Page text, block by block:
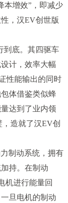
本增效”，即减少
，汉EV创世版
底。其四驱车
计，效率大幅
性能输出的同时
体借鉴类似蜂
达到了业内领
造就了汉EV创
制动系统，拥有
持。在制动
机进行能量回
旦电机的制动